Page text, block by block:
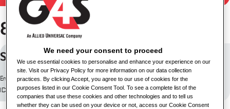
8 emplois trouvés
Surveillance Case Manager
Emplacement: Dublin, Irlande
ID du poste: 10196
We need your consent to proceed
We use essential cookies to personalise and enhance your experience on our
site. Visit our Privacy Policy for more information on our data collection
practices. By clicking Accept, you agree to our use of cookies for the
purposes listed in our Cookie Consent Tool. To see a complete list of the
companies that use these cookies and other technologies and to tell us
whether they can be used on your device or not, access our Cookie Consent